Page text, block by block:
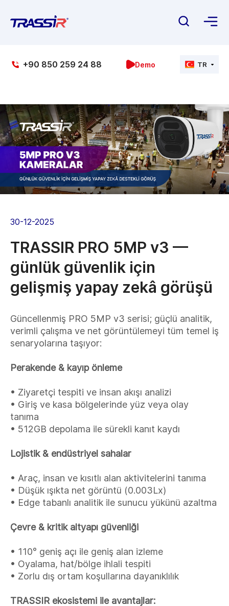
+90 850 259 24 88 Demo TR
30-12-2025
TRASSIR PRO 5MP v3 —
günlük güvenlik için
gelişmiş yapay zekâ görüşü
Güncellenmiş PRO 5MP v3 serisi; güçlü analitik,
verimli çalışma ve net görüntülemeyi tüm temel iş
senaryolarına taşıyor:
Perakende & kayıp önleme
• Ziyaretçi tespiti ve insan akışı analizi
• Giriş ve kasa bölgelerinde yüz veya olay
tanıma
• 512GB depolama ile sürekli kanıt kaydı
Lojistik & endüstriyel sahalar
• Araç, insan ve kısıtlı alan aktivitelerini tanıma
• Düşük ışıkta net görüntü (0.003Lx)
• Edge tabanlı analitik ile sunucu yükünü azaltma
Çevre & kritik altyapı güvenliği
• 110° geniş açı ile geniş alan izleme
• Oyalama, hat/bölge ihlali tespiti
• Zorlu dış ortam koşullarına dayanıklılık
TRASSIR ekosistemi ile avantajlar: